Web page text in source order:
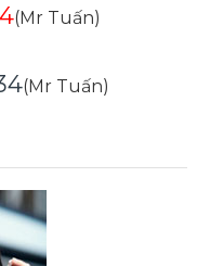
(Mr Tuấn)
(Mr Tuấn)